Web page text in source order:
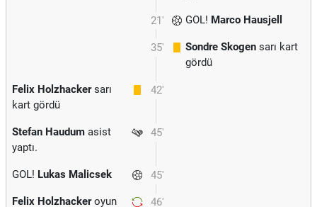
21' GOL! Marco Hausjell
35' Sondre Skogen sarı kart
gördü
42'
Felix Holzhackersarı
kart gördü
45'
Stefan Haudum asist
yaptı.
45'
GOL! Lukas Malicsek
46'
Felix Holzhackeroyun